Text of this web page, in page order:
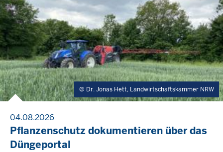
Dr. Jonas Hett, Landwirtschaftskammer NRW
04.08.2026
Pflanzenschutz dokumentieren über das
Düngeportal